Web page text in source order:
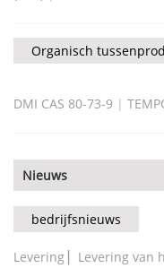
Organisch
DMI CAS 80-73-9 |
Nieuws
bedrijfsnieuws
Levering ▏Levering van